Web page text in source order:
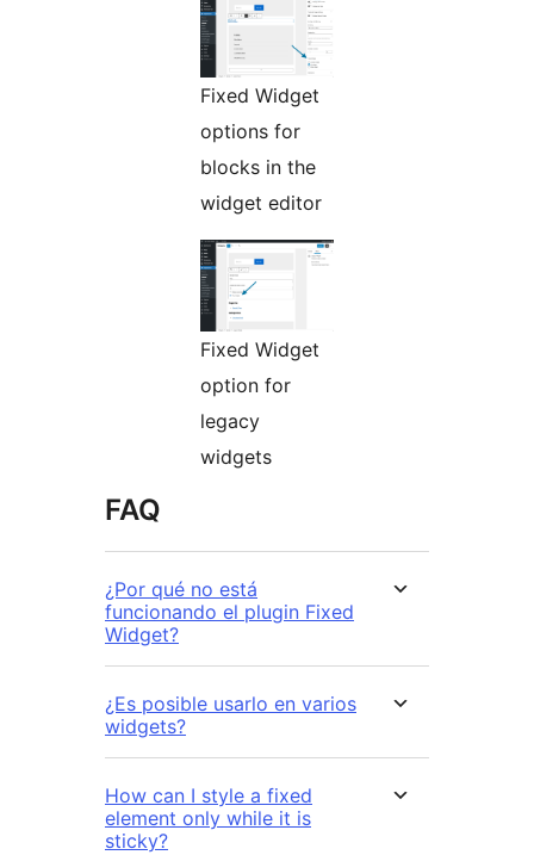
Fixed Widget
options for
blocks in the
widget editor
Fixed Widget
option for
legacy
widgets
FAQ
¿Por qué no está
funcionando el plugin Fixed
Widget?
¿Es posible usarlo en varios
widgets?
How can I style a fixed
element only while it is
sticky?